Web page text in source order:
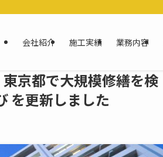
会社紹介 施工実績 業務内容
東京都で大規模修繕を検
を更新しました